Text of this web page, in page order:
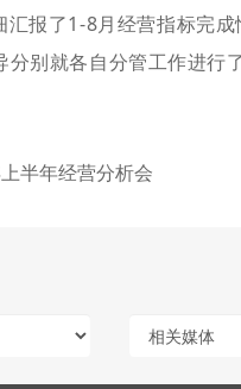
报了1-8月经营指标完
别就各自分管工作进行了
半年经营分析会